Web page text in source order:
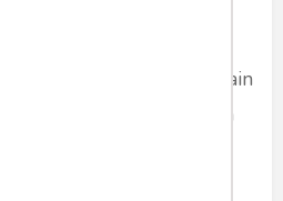
beberapa jenis
harus diketahui. Bahan kain
dan dapat disesuaikan
fungsinya. Pastikan
tepat sebelum